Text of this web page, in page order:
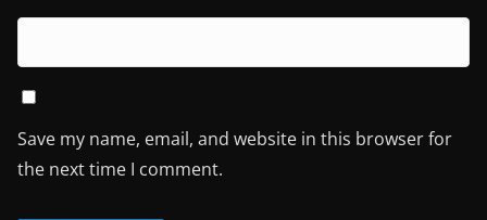
Save my name, email, and website in this browser for
the next time I comment.